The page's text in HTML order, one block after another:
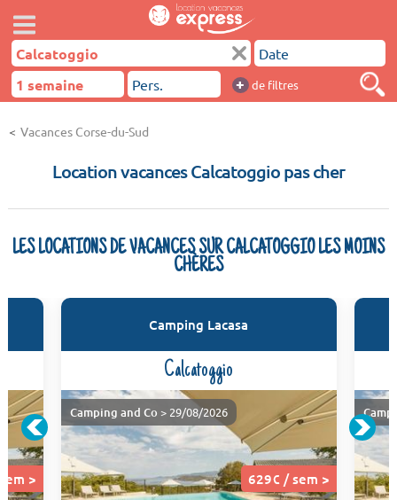
+ de filtres
Vacances Corse-du-Sud
Location vacances Calcatoggio pas cher
LES LOCATIONS DE VACANCES SUR CALCATOGGIO LES MOINS
CHÈRES
>
Camping Lacasa
Calcatoggio
629€ / sem >
Camping and Co > 29/08/2026